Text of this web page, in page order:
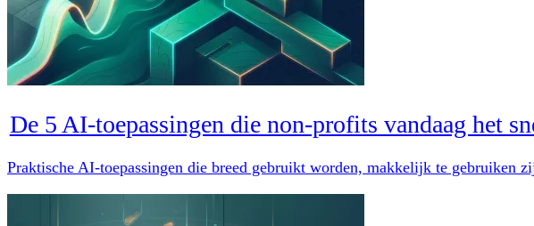
De 5 AI-toepassingen die non-profits vandaag het
Praktische AI-toepassingen die breed gebruikt worden, makkelijk te